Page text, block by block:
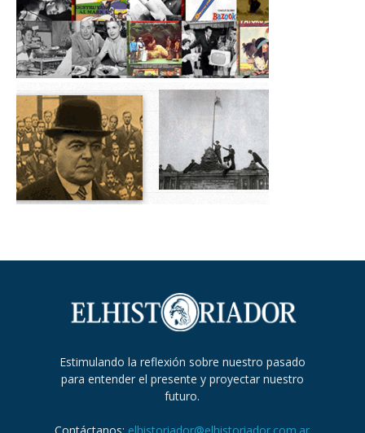
Estimulando la reflexión sobre nuestro pasado
para entender el presente y proyectar nuestro
futuro.
Contáctanos: elhistoriador@elhistoriador.com.ar